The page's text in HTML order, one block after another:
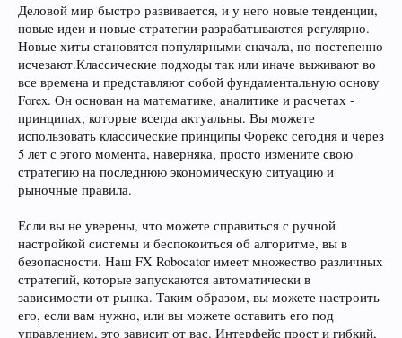
Деловой мир быстро развивается, и у него новые тенденции,
новые идеи и новые стратегии разрабатываются регулярно.
Новые хиты становятся популярными сначала, но постепенно
исчезают.Классические подходы так или иначе выживают во
все времена и представляют собой фундаментальную основу
Forex. Он основан на математике, аналитике и расчетах -
принципах, которые всегда актуальны. Вы можете
использовать классические принципы Форекс сегодня и через
5 лет с этого момента, наверняка, просто измените свою
стратегию на последнюю экономическую ситуацию и
рыночные правила.
Если вы не уверены, что можете справиться с ручной
настройкой системы и беспокоиться об алгоритме, вы в
безопасности. Наш FX Robocator имеет множество различных
стратегий, которые запускаются автоматически в
зависимости от рынка. Таким образом, вы можете настроить
его, если вам нужно, или вы можете оставить его под
управлением, это зависит от вас. Интерфейс прост и гибкий,